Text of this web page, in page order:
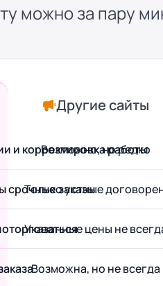
можно за пару
Другие сайты
и корректировка работы
Возможно, но редко
срочные заказы
Только устные
Указанные цены не
Возможна, но не всегда